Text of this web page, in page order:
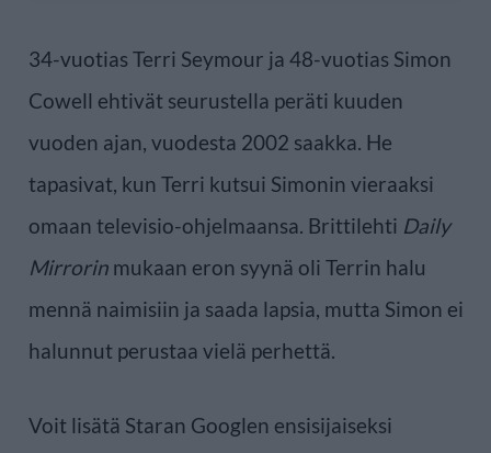
34-vuotias Terri Seymour ja 48-vuotias Simon
Cowell ehtivät seurustella peräti kuuden
vuoden ajan, vuodesta 2002 saakka. He
tapasivat, kun Terri kutsui Simonin vieraaksi
omaan televisio-ohjelmaansa. Brittilehti Daily
Mirrorin mukaan eron syynä oli Terrin halu
mennä naimisiin ja saada lapsia, mutta Simon ei
halunnut perustaa vielä perhettä.
Voit lisätä Staran Googlen ensisijaiseksi